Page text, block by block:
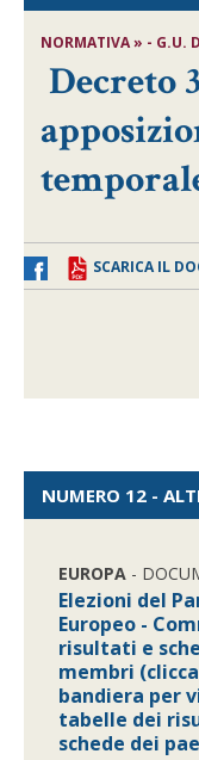
NORMATIVA » - G.U.
Decreto
SCARICA IL
NUMERO 12 -
EUROPA -
Elezioni del
Europeo -
risultati e
membri
bandiera per
tabelle dei
schede dei